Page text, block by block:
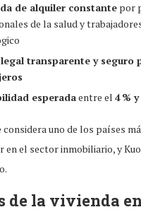
de alquiler constante por
de la salud y
transparente y seguro
esperadaentre el 4 %
considera uno de los países
en el sector inmobiliario, y
de la vivienda